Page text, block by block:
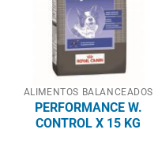
ALIMENTOS BALANCEADOS
PERFORMANCE W.
CONTROL X 15 KG